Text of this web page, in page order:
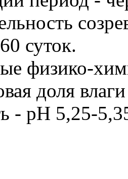
суток.
физико-
доля
- pH 5,25-